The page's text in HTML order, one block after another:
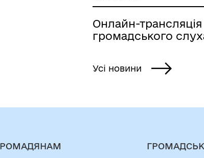
Онлайн-трансляція
громадського
Усі новини